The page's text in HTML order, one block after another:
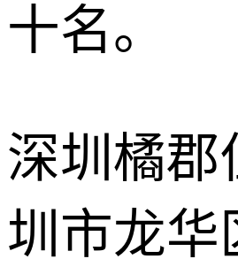
十名。
深圳橘郡
圳市龙华